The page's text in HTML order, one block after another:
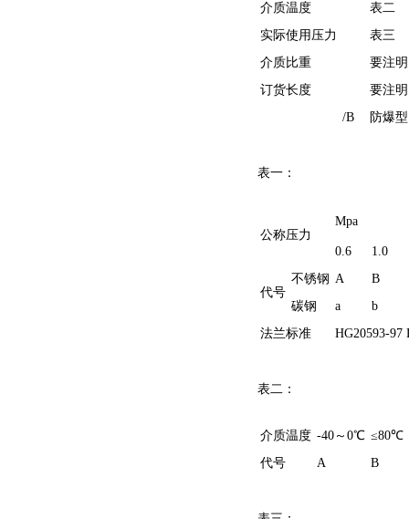
介质温度
表二
实际使用压力
表三
介质比重
要注明
订货长度
要注明
/B
防爆型
表一：
公称压力
Mpa
0.6 1.0
代号
不锈钢 A
B
碳钢
a
b
法兰标准
HG20593-97
表二：
介质温度 -40～0℃ ≤80℃
代号
A B